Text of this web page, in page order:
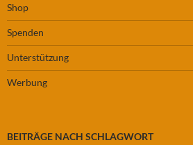
Shop
Spenden
Unterstützung
Werbung
BEITRÄGE NACH SCHLAGWORT